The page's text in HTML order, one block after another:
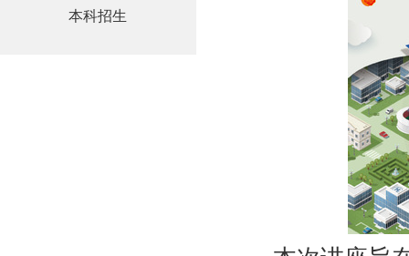
本科招生